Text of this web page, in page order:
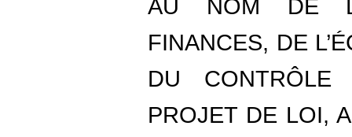
AU NOM DE
FINANCES, DE
DU CONTRÔLE
PROJET DE LOI,